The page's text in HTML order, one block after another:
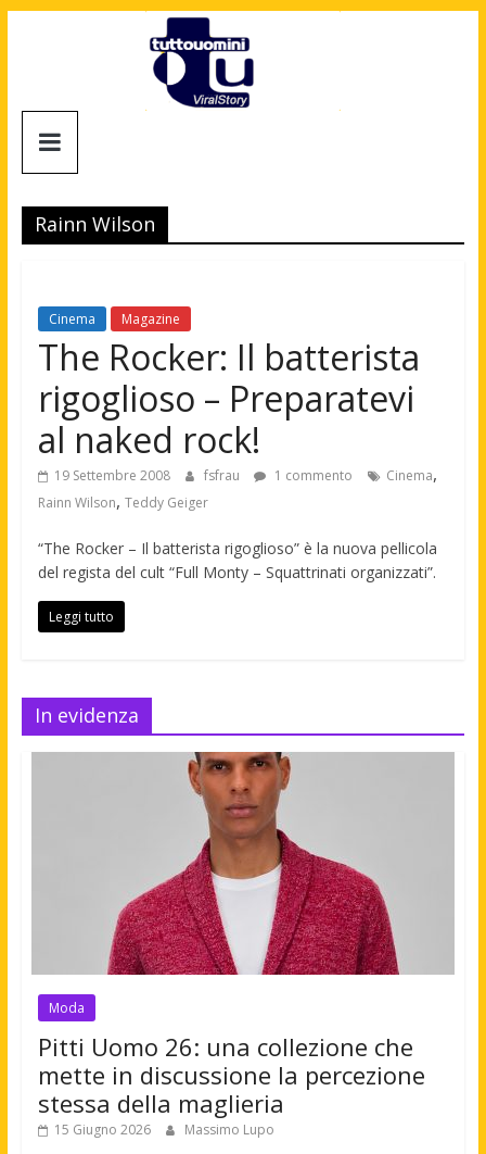
Tuttouomini
Tv,
Cinema,
news
moda
maschile
Rainn Wilson
Cinema Magazine
The Rocker: Il batterista
rigoglioso – Preparatevi
al naked rock!
19 Settembre 2008 fsfrau 1 commento Cinema,
Rainn Wilson, Teddy Geiger
“The Rocker – Il batterista rigoglioso” è la nuova pellicola
del regista del cult “Full Monty – Squattrinati organizzati”.
Leggi tutto
In evidenza
Moda
Pitti Uomo 26: una collezione che
mette in discussione la percezione
stessa della maglieria
15 Giugno 2026 Massimo Lupo